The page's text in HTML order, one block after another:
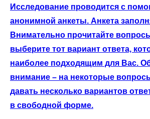
Исследование проводится с
анонимной анкеты. Анкета
Внимательно прочитайте
выберите тот вариант ответа,
наиболее подходящим для Вас.
внимание – на некоторые
давать несколько вариантов
в свободной форме.